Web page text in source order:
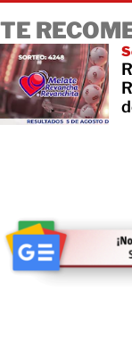
TE